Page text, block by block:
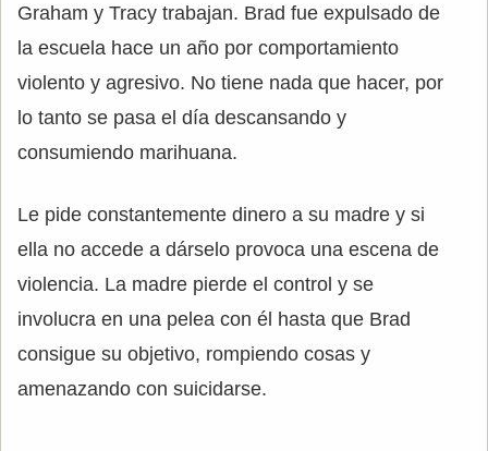
Graham y Tracy trabajan. Brad fue expulsado de
la escuela hace un año por comportamiento
violento y agresivo. No tiene nada que hacer, por
lo tanto se pasa el día descansando y
consumiendo marihuana.
Le pide constantemente dinero a su madre y si
ella no accede a dárselo provoca una escena de
violencia. La madre pierde el control y se
involucra en una pelea con él hasta que Brad
consigue su objetivo, rompiendo cosas y
amenazando con suicidarse.